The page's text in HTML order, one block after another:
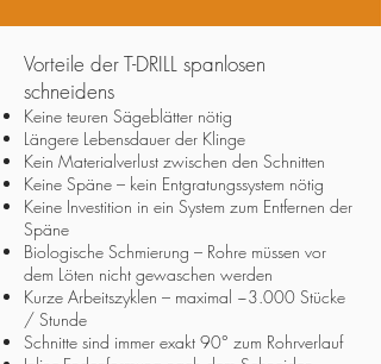
Vorteile der T-DRILL spanlosen
schneidens
Keine teuren Sägeblätter nötig
Längere Lebensdauer der Klinge
Kein Materialverlust zwischen den Schnitten
Keine Späne – kein Entgratungssystem nötig
Keine Investition in ein System zum Entfernen der
Späne
Biologische Schmierung – Rohre müssen vor
dem Löten nicht gewaschen werden
Kurze Arbeitszyklen – maximal ~3.000 Stücke
/ Stunde
Schnitte sind immer exakt 90° zum Rohrverlauf